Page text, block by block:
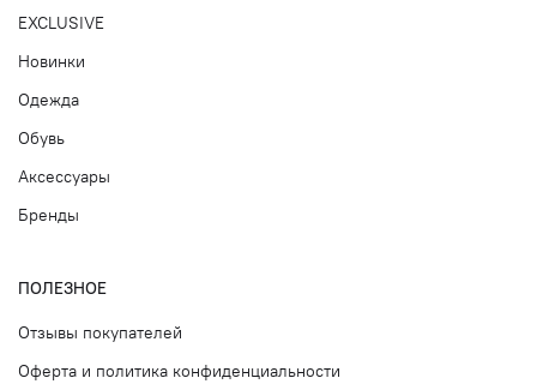
EXCLUSIVE
Новинки
Одежда
Обувь
Аксессуары
Бренды
ПОЛЕЗНОЕ
Отзывы покупателей
Оферта и политика конфиденциальности